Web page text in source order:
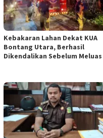
Kebakaran Lahan Dekat KUA
Bontang Utara, Berhasil
Dikendalikan Sebelum Meluas